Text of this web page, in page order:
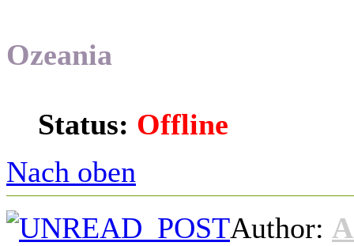
Ozeania
Status: Offline
Nach oben
Author: